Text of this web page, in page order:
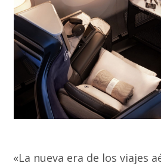
«La nueva era de los viajes